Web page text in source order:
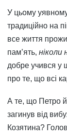
У цьому
традиційно на
все життя
пам’ять, ніколи
добре учився у
про те, що всі
А те, що Петро й
загинув від
Козятина?